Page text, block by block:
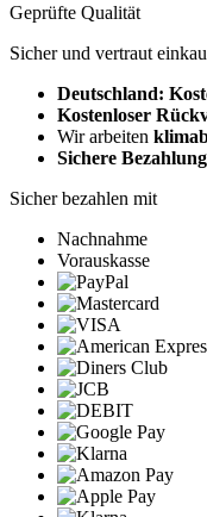
Geprüfte Qualität
Sicher und vertraut
Deutschland:
Kostenloser
Wir arbeiten
Sichere Bezahlung
Sicher bezahlen mit
Nachnahme
Vorauskasse